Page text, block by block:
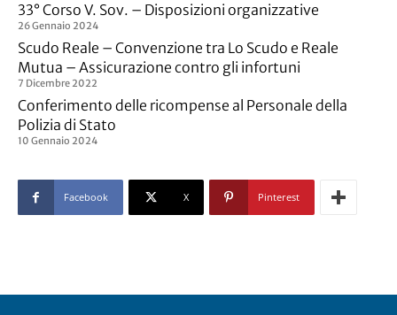
33° Corso V. Sov. – Disposizioni organizzative
26 Gennaio 2024
Scudo Reale – Convenzione tra Lo Scudo e Reale
Mutua – Assicurazione contro gli infortuni
7 Dicembre 2022
Conferimento delle ricompense al Personale della
Polizia di Stato
10 Gennaio 2024
Facebook X Pinterest